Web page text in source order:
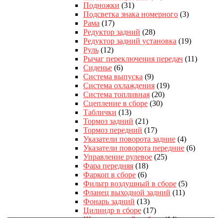
Подножки (31)
Подсветка знака номерного (3)
Рама (17)
Редуктор задний (28)
Редуктор задний установка (19)
Руль (12)
Рычаг переключения передач (11)
Сиденье (6)
Система выпуска (9)
Система охлаждения (19)
Система топливная (20)
Сцепление в сборе (30)
Таблички (13)
Тормоз задний (21)
Тормоз передний (17)
Указатели поворота задние (4)
Указатели поворота передние (6)
Управление рулевое (25)
Фара передняя (18)
Фаркоп в сборе (6)
Фильтр воздушный в сборе (5)
Фланец выходной задний (11)
Фонарь задний (13)
Цилиндр в сборе (17)